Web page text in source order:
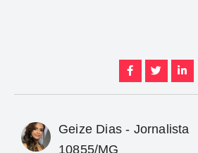
Geize Dias - Jornalista
10855/MG